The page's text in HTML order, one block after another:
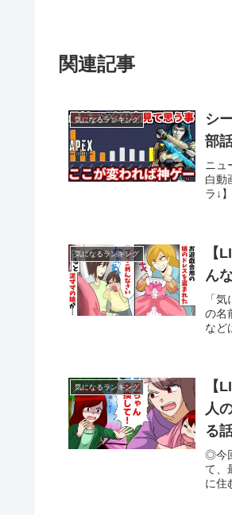
関連記事
気になるランキング
シ
部
ニ
白動
ラ↓
気になるランキング
【
ん
「
の名
など
気になるランキング
【
人
る話
◎今
て、
に住